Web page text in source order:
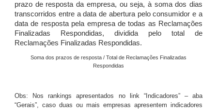
prazo de resposta da empresa, ou seja, à soma dos dias
transcorridos entre a data de abertura pelo consumidor e a
data de resposta pela empresa de todas as Reclamações
Finalizadas Respondidas, dividida pelo total de
Reclamações Finalizadas Respondidas.
Soma dos prazos de resposta / Total de Reclamações Finalizadas
Respondidas
Obs: Nos rankings apresentados no link “Indicadores” – aba
“Gerais”, caso duas ou mais empresas apresentem indicadores